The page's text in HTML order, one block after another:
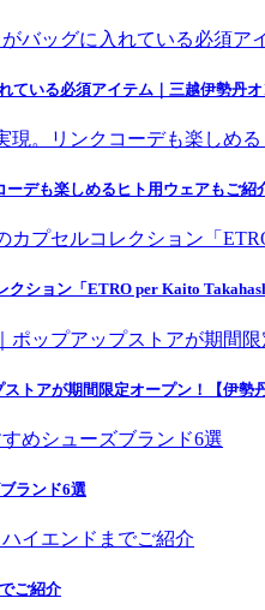
ている必須アイテム｜三越伊勢丹
デも楽しめるヒト用ウェアもご紹
ション「ETRO per Kaito
トアが期間限定オープン！【伊勢
ランド6選
ご紹介